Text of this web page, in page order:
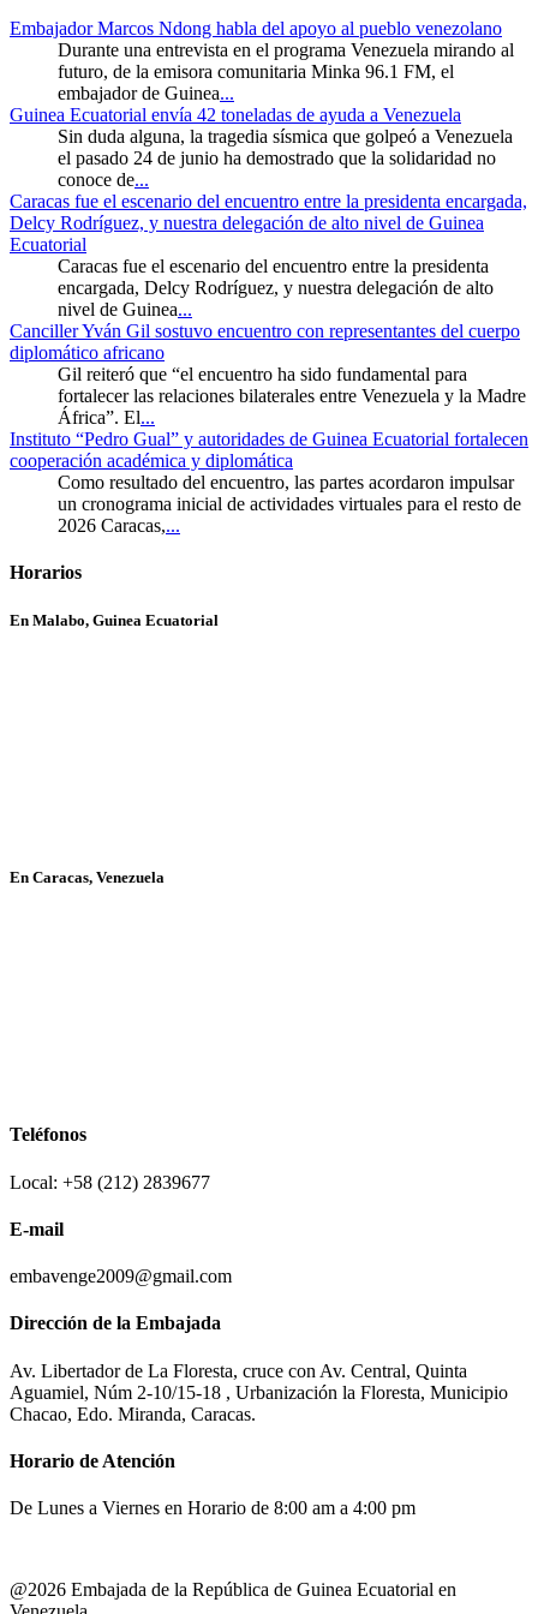
Embajador Marcos Ndong habla del apoyo al pueblo venezolano
Durante una entrevista en el programa Venezuela mirando al
futuro, de la emisora comunitaria Minka 96.1 FM, el
embajador de Guinea...
Guinea Ecuatorial envía 42 toneladas de ayuda a Venezuela
Sin duda alguna, la tragedia sísmica que golpeó a Venezuela
el pasado 24 de junio ha demostrado que la solidaridad no
conoce de...
Caracas fue el escenario del encuentro entre la presidenta encargada,
Delcy Rodríguez, y nuestra delegación de alto nivel de Guinea
Ecuatorial
Caracas fue el escenario del encuentro entre la presidenta
encargada, Delcy Rodríguez, y nuestra delegación de alto
nivel de Guinea...
Canciller Yván Gil sostuvo encuentro con representantes del cuerpo
diplomático africano
Gil reiteró que “el encuentro ha sido fundamental para
fortalecer las relaciones bilaterales entre Venezuela y la Madre
África”. El...
Instituto “Pedro Gual” y autoridades de Guinea Ecuatorial fortalecen
cooperación académica y diplomática
Como resultado del encuentro, las partes acordaron impulsar
un cronograma inicial de actividades virtuales para el resto de
2026 Caracas,...
Horarios
En Malabo, Guinea Ecuatorial
En Caracas, Venezuela
Teléfonos
Local: +58 (212) 2839677
E-mail
embavenge2009@gmail.com
Dirección de la Embajada
Av. Libertador de La Floresta, cruce con Av. Central, Quinta
Aguamiel, Núm 2-10/15-18 , Urbanización la Floresta, Municipio
Chacao, Edo. Miranda, Caracas.
Horario de Atención
De Lunes a Viernes en Horario de 8:00 am a 4:00 pm
@2026 Embajada de la República de Guinea Ecuatorial en